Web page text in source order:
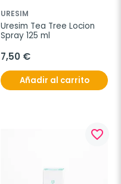
URESIM
Uresim Tea Tree Locion
Spray 125 ml
7,50 €
Añadir al carrito
favorite_border